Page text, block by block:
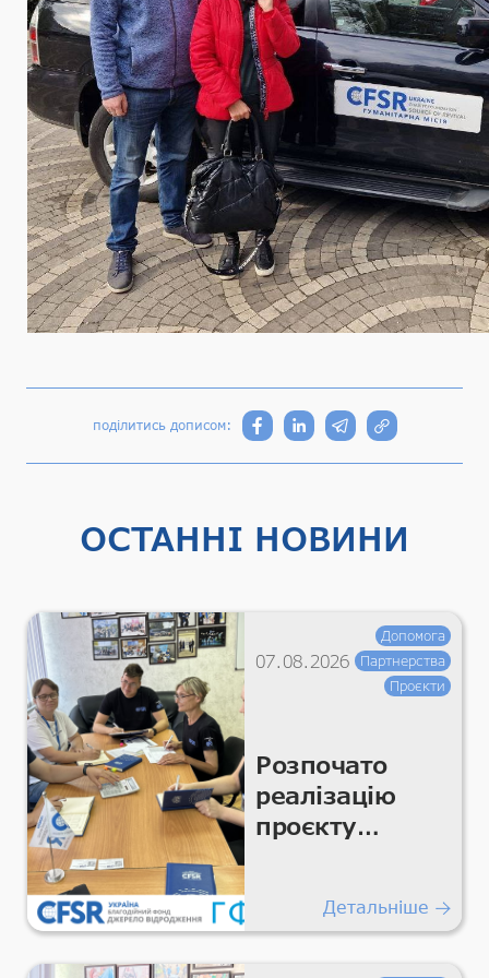
поділитись дописом:
ОСТАННІ НОВИНИ
07.08.2026
Допомога
Партнерства
Проєкти
Розпочато
реалізацію
проєкту
покращень
Детальніше